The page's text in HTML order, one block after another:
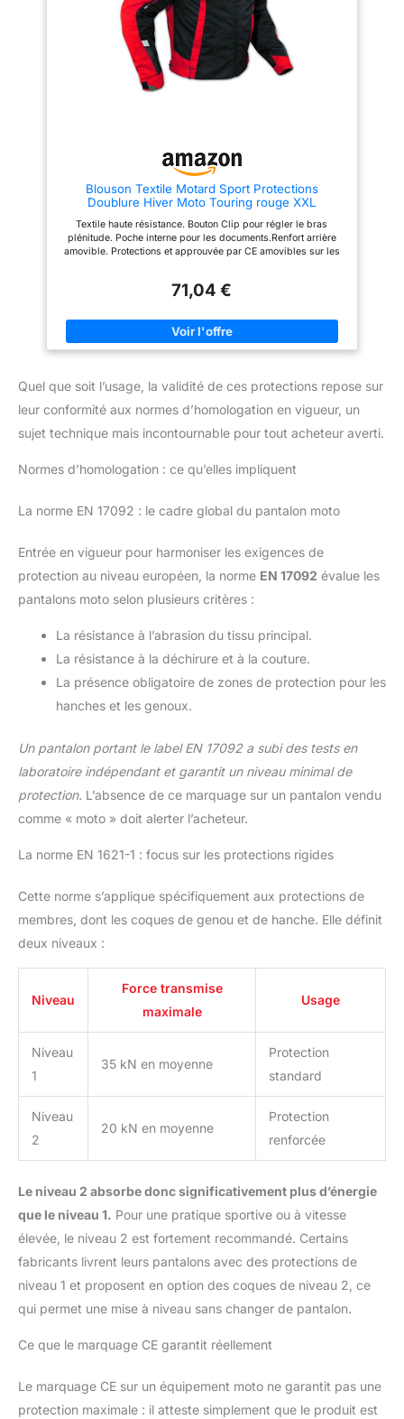
UNIVERSALITÉ - grâce à la
longueur indéterminée des
fermetures éclair à 360 degrés,
le pantalon peut être combiné
avec n'importe quelle taille de
veste CHASE
veste MIURA 2.0 SPORT - Les
pantalons ont des endroits avec
des velcros super résistants
préparés pour attacher les
glisseurs de genoux. De
manière standard, l'endroit est
Blouson Textile Motard Sport Protections
Doublure Hiver Moto Touring rouge XXL
Textile haute résistance. Bouton Clip pour régler le bras
plénitude. Poche interne pour les documents.Renfort arrière
amovible. Protections et approuvée par CE amovibles sur les
71,04 €
Quel que soit l’usage, la validité de ces protections repose sur
leur conformité aux normes d’homologation en vigueur, un
sujet technique mais incontournable pour tout acheteur averti.
Normes d’homologation : ce qu’elles impliquent
La norme EN 17092 : le cadre global du pantalon moto
Entrée en vigueur pour harmoniser les exigences de
protection au niveau européen, la norme EN 17092 évalue les
pantalons moto selon plusieurs critères :
La résistance à l’abrasion du tissu principal.
La résistance à la déchirure et à la couture.
La présence obligatoire de zones de protection pour les
hanches et les genoux.
Un pantalon portant le label EN 17092 a subi des tests en
laboratoire indépendant et garantit un niveau minimal de
protection. L’absence de ce marquage sur un pantalon vendu
comme « moto » doit alerter l’acheteur.
La norme EN 1621-1 : focus sur les protections rigides
Cette norme s’applique spécifiquement aux protections de
membres, dont les coques de genou et de hanche. Elle définit
deux niveaux :
Niveau
Force transmise
maximale
Usage
Niveau
1
35 kN en moyenne
Protection
standard
Niveau
2
20 kN en moyenne
Protection
renforcée
Le niveau 2 absorbe donc significativement plus d’énergie
que le niveau 1. Pour une pratique sportive ou à vitesse
élevée, le niveau 2 est fortement recommandé. Certains
fabricants livrent leurs pantalons avec des protections de
niveau 1 et proposent en option des coques de niveau 2, ce
qui permet une mise à niveau sans changer de pantalon.
Ce que le marquage CE garantit réellement
Le marquage CE sur un équipement moto ne garantit pas une
protection maximale : il atteste simplement que le produit est